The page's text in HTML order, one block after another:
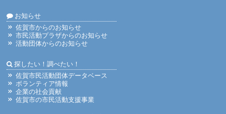
お知らせ
佐賀市からのお知らせ
市民活動プラザからのお知らせ
活動団体からのお知らせ
探したい！調べたい！
佐賀市民活動団体データベース
ボランティア情報
企業の社会貢献
佐賀市の市民活動支援事業